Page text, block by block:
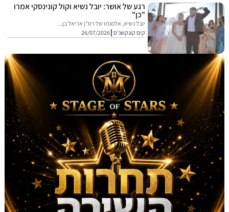
רגע של אושר: יובל נשיא וקול קונינסקי אמרו
"כן"
יובל נשיא, אלמנתו של רס"ן אריאל בן...
קים קונקשנ'ס 26/07/2026